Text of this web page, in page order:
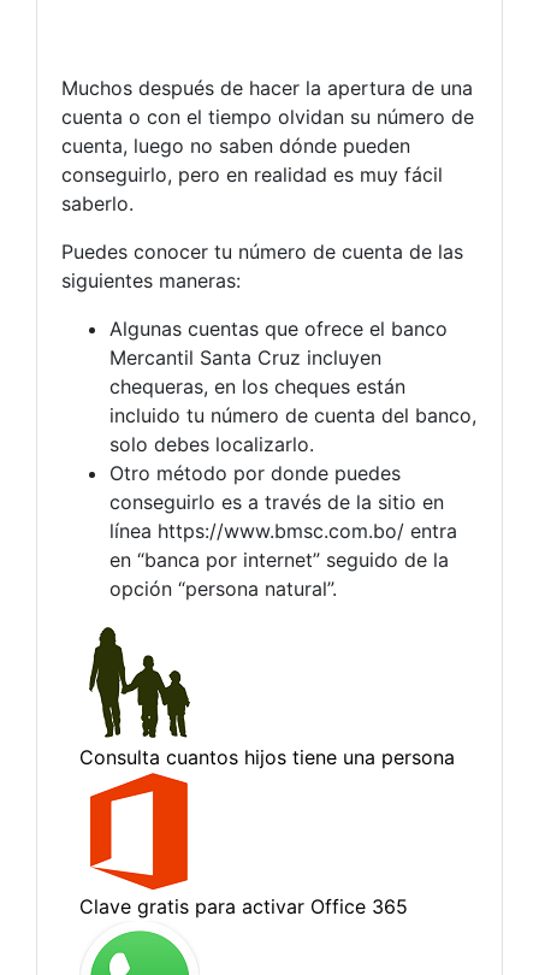
Muchos después de hacer la apertura de una
cuenta o con el tiempo olvidan su número de
cuenta, luego no saben dónde pueden
conseguirlo, pero en realidad es muy fácil
saberlo.
Puedes conocer tu número de cuenta de las
siguientes maneras:
Algunas cuentas que ofrece el banco
Mercantil Santa Cruz incluyen
chequeras, en los cheques están
incluido tu número de cuenta del banco,
solo debes localizarlo.
Otro método por donde puedes
conseguirlo es a través de la sitio en
línea https://www.bmsc.com.bo/ entra
en “banca por internet” seguido de la
opción “persona natural”.